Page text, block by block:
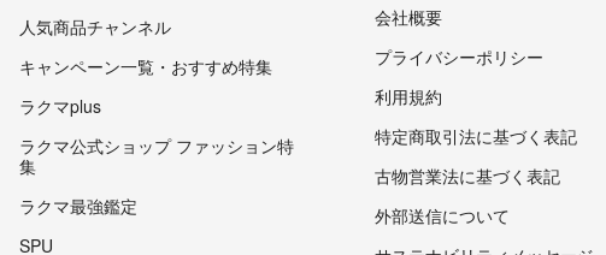
人気商品チャンネル
キャンペーン一覧・おすすめ特集
ラクマplus
ラクマ公式ショップ ファッション特
集
ラクマ最強鑑定
SPU
会社概要
プライバシーポリシー
利用規約
特定商取引法に基づく表記
古物営業法に基づく表記
外部送信について